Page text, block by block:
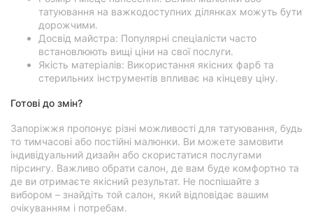
татуювання на важкодоступних ділянках можуть бути
дорожчими.
Досвід майстра: Популярні спеціалісти часто
встановлюють вищі ціни на свої послуги.
Якість матеріалів: Використання якісних фарб та
стерильних інструментів впливає на кінцеву ціну.
Готові до змін?
Запоріжжя пропонує різні можливості для татуювання, будь
то тимчасові або постійні малюнки. Ви можете замовити
індивідуальний дизайн або скористатися послугами
пірсингу. Важливо обрати салон, де вам буде комфортно та
де ви отримаєте якісний результат. Не поспішайте з
вибором – знайдіть той салон, який відповідає вашим
очікуванням і потребам.